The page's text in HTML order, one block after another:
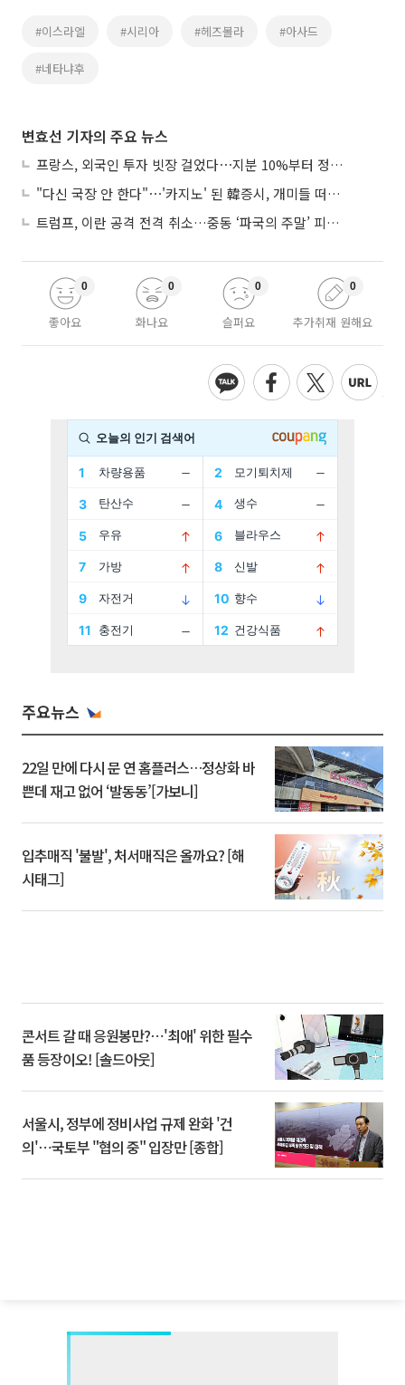
#이스라엘 #시리아 #헤즈볼라 #아사드
#네타냐후
변효선 기자의 주요 뉴스
프랑스, 외국인 투자 빗장 걸었다⋯지분 10%부터 정부가 승인
"다신 국장 안 한다"⋯'카지노' 된 韓증시, 개미들 떠난다
트럼프, 이란 공격 전격 취소…중동 ‘파국의 주말’ 피했다
좋아요
0
화나요
0
슬퍼요
0
추가취재 원해요
0
주요뉴스
22일 만에 다시 문 연 홈플러스…정상화 바
쁜데 재고 없어 ‘발동동’[가보니]
입추매직 '불발', 처서매직은 올까요? [해
시태그]
콘서트 갈 때 응원봉만?⋯'최애' 위한 필수
품 등장이오! [솔드아웃]
서울시, 정부에 정비사업 규제 완화 '건
의'⋯국토부 "협의 중" 입장만 [종합]